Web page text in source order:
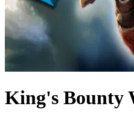
King's Bounty